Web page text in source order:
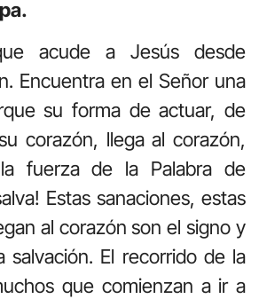
acude a Jesús desde
Encuentra en el Señor una
su forma de actuar, de
corazón, llega al corazón,
fuerza de la Palabra de
Estas sanaciones, estas
al corazón son el signo y
salvación. El recorrido de la
que comienzan a ir a